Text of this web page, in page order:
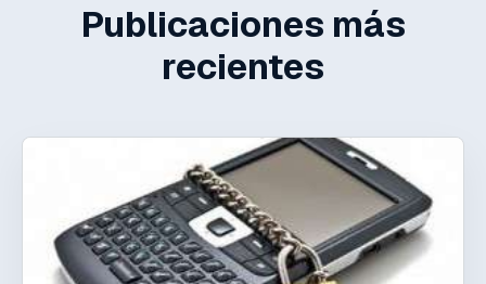
Publicaciones más
recientes